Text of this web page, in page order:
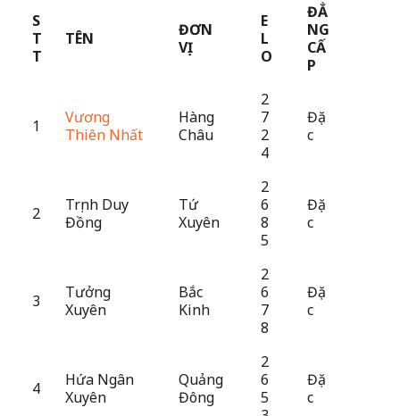
S
T
T
TÊN
ĐƠN
VỊ
E
L
O
ĐẲ
NG
CẤ
P
1
Vương
Thiên Nhất
Hàng
Châu
2
7
2
4
Đặ
c
2
Trịnh Duy
Đồng
Tứ
Xuyên
2
6
8
5
Đặ
c
3
Tưởng
Xuyên
Bắc
Kinh
2
6
7
8
Đặ
c
4
Hứa Ngân
Xuyên
Quảng
Đông
2
6
5
Đặ
c